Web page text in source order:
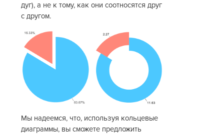
дуг), а не к тому, как они соотносятся друг
с другом.
Мы надеемся, что, используя кольцевые
диаграммы, вы сможете предложить